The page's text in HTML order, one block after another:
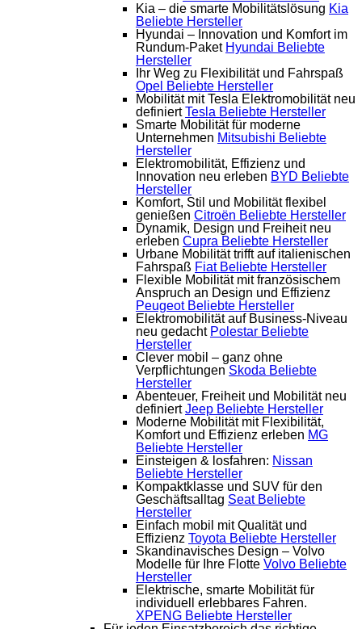
Kia – die smarte Mobilitätslösung Kia
Beliebte Hersteller
Hyundai – Innovation und Komfort im
Rundum-Paket Hyundai Beliebte
Hersteller
Ihr Weg zu Flexibilität und Fahrspaß
Opel Beliebte Hersteller
Mobilität mit Tesla Elektromobilität neu
definiert Tesla Beliebte Hersteller
Smarte Mobilität für moderne
Unternehmen Mitsubishi Beliebte
Hersteller
Elektromobilität, Effizienz und
Innovation neu erleben BYD Beliebte
Hersteller
Komfort, Stil und Mobilität flexibel
genießen Citroën Beliebte Hersteller
Dynamik, Design und Freiheit neu
erleben Cupra Beliebte Hersteller
Urbane Mobilität trifft auf italienischen
Fahrspaß Fiat Beliebte Hersteller
Flexible Mobilität mit französischem
Anspruch an Design und Effizienz
Peugeot Beliebte Hersteller
Elektromobilität auf Business-Niveau
neu gedacht Polestar Beliebte
Hersteller
Clever mobil – ganz ohne
Verpflichtungen Skoda Beliebte
Hersteller
Abenteuer, Freiheit und Mobilität neu
definiert Jeep Beliebte Hersteller
Moderne Mobilität mit Flexibilität,
Komfort und Effizienz erleben MG
Beliebte Hersteller
Einsteigen & losfahren: Nissan
Beliebte Hersteller
Kompaktklasse und SUV für den
Geschäftsalltag Seat Beliebte
Hersteller
Einfach mobil mit Qualität und
Effizienz Toyota Beliebte Hersteller
Skandinavisches Design – Volvo
Modelle für Ihre Flotte Volvo Beliebte
Hersteller
Elektrische, smarte Mobilität für
individuell erlebbares Fahren.
XPENG Beliebte Hersteller